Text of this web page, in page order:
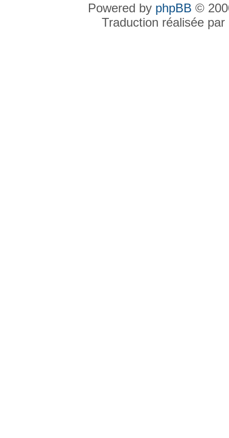
Powered by phpBB ©
Traduction réalisée par